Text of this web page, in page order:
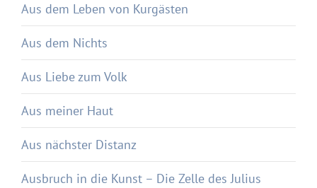
Aus dem Leben von Kurgästen
Aus dem Nichts
Aus Liebe zum Volk
Aus meiner Haut
Aus nächster Distanz
Ausbruch in die Kunst – Die Zelle des Julius